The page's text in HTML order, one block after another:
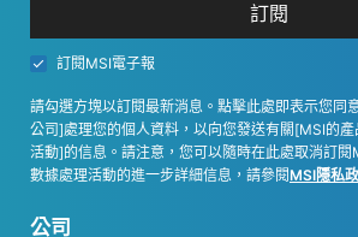
訂閱
訂閱MSI電子報
請勾選方塊以訂閱最新消息。點擊此處即表示您同
公司]處理您的個人資料，以向您發送有關[MSI的
活動]的信息。請注意，您可以隨時在此處取消訂閱
數據處理活動的進一步詳細信息，請參閱MSI隱私
公司